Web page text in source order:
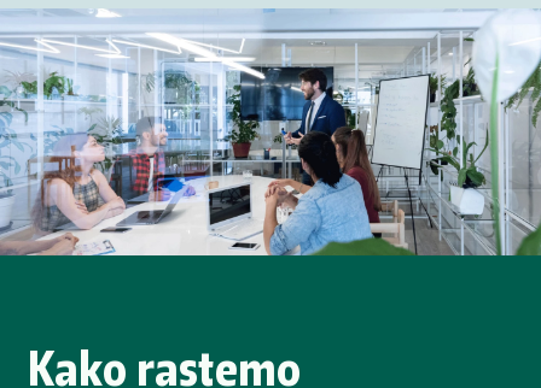
Kako rastemo